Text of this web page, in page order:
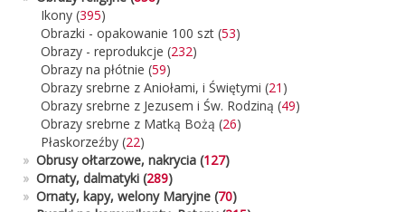
Ikony (395)
Obrazki - opakowanie 100 szt (53)
Obrazy - reprodukcje (232)
Obrazy na płótnie (59)
Obrazy srebrne z Aniołami, i Świętymi (21 )
Obrazy srebrne z Jezusem i Św. Rodziną (49)
Obrazy srebrne z Matką Bożą (26)
Płaskorzeźby (22)
» Obrusy ołtarzowe, nakrycia (127)
» Ornaty, dalmatyki (289)
» Ornaty, kapy, welony Maryjne (70)